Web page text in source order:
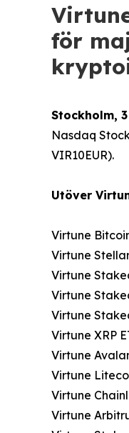
för
Stockholm,
Nasdaq
VIR10EUR).
Utöver
Virtune
Virtune
Virtune
Virtune
Virtune
Virtune XRP
Virtune
Virtune
Virtune
Virtune